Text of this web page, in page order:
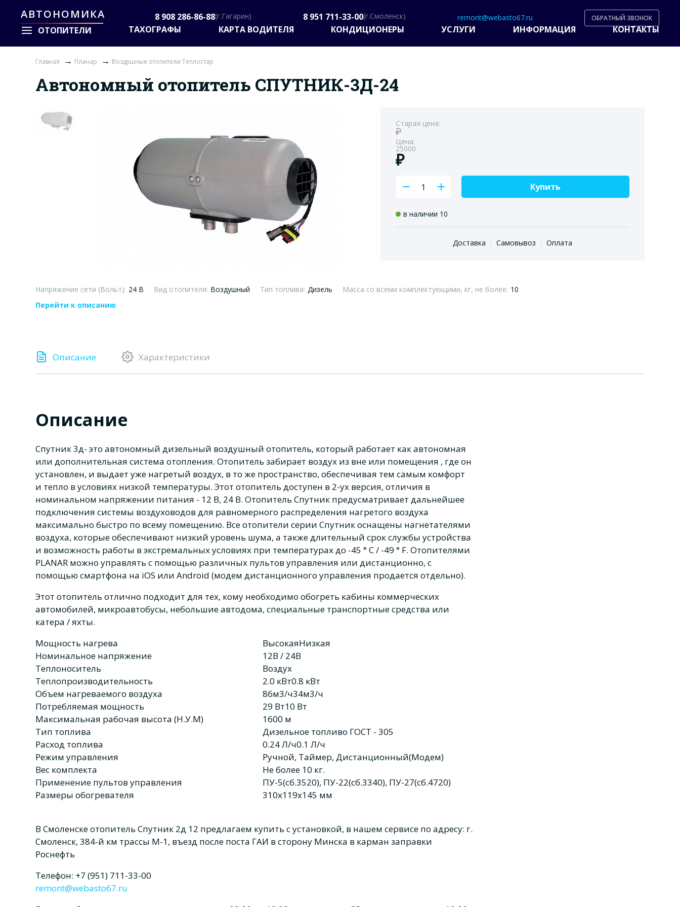
АВТОНОМИКА 8 908 286-86-88(г.Гагарин) 8 951 711-33-00(г.Смоленск) remont@webasto67.ru ОБРАТНЫЙ ЗВОНОК
ОТОПИТЕЛИ ТАХОГРАФЫ КАРТА ВОДИТЕЛЯ КОНДИЦИОНЕРЫ УСЛУГИ ИНФОРМАЦИЯ КОНТАКТЫ
Главная → Планар → Воздушные отопители Теплостар
Автономный отопитель СПУТНИК-3Д-24
Напряжение сети (Вольт): 24 В Вид отопителя: Воздушный Тип топлива: Дизель Масса со всеми комплектующими, кг, не более: 10
Перейти к описанию
Старая цена:
₽
Цена:
25000
₽
Купить
в наличии 10
Доставка Самовывоз Оплата
Описание Характеристики
Описание
Спутник 3д- это автономный дизельный воздушный отопитель, который работает как автономная
или дополнительная система отопления. Отопитель забирает воздух из вне или помещения , где он
установлен, и выдает уже нагретый воздух, в то же пространство, обеспечивая тем самым комфорт
и тепло в условиях низкой температуры. Этот отопитель доступен в 2-ух версия, отличия в
номинальном напряжении питания - 12 В, 24 В. Отопитель Спутник предусматривает дальнейшее
подключения системы воздуховодов для равномерного распределения нагретого воздуха
максимально быстро по всему помещению. Все отопители серии Спутник оснащены нагнетателями
воздуха, которые обеспечивают низкий уровень шума, а также длительный срок службы устройства
и возможность работы в экстремальных условиях при температурах до -45 ° C / -49 ° F. Отопителями
PLANAR можно управлять с помощью различных пультов управления или дистанционно, с
помощью смартфона на iOS или Android (модем дистанционного управления продается отдельно).
Этот отопитель отлично подходит для тех, кому необходимо обогреть кабины коммерческих
автомобилей, микроавтобусы, небольшие автодома, специальные транспортные средства или
катера / яхты.
Мощность нагрева
ВысокаяНизкая
Номинальное напряжение
12В / 24В
Теплоноситель
Воздух
Теплопроизводительность
2.0 кВт0.8 кВт
Объем нагреваемого воздуха
86м3/ч34м3/ч
Потребляемая мощность
29 Вт10 Вт
Максимальная рабочая высота (Н.У.М)
1600 м
Тип топлива
Дизельное топливо ГОСТ - 305
Расход топлива
0.24 Л/ч0.1 Л/ч
Режим управления
Ручной, Таймер, Дистанционный(Модем)
Вес комплекта
Не более 10 кг.
Применение пультов управления
ПУ-5(сб.3520), ПУ-22(сб.3340), ПУ-27(сб.4720)
Размеры обогревателя
310x119x145 мм
В Смоленске отопитель Спутник 2д 12 предлагаем купить с установкой, в нашем сервисе по адресу: г.
Смоленск, 384-й км трассы М-1, въезд после поста ГАИ в сторону Минска в карман заправки
Роснефть
Телефон: +7 (951) 711-33-00
remont@webasto67.ru